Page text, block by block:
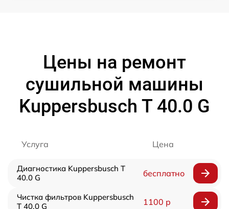
Цены на ремонт
сушильной машины
Kuppersbusch T 40.0 G
Услуга Цена
Диагностика Kuppersbusch T
40.0 G
бесплатно
Чистка фильтров Kuppersbusch
T 40.0 G
1100 р